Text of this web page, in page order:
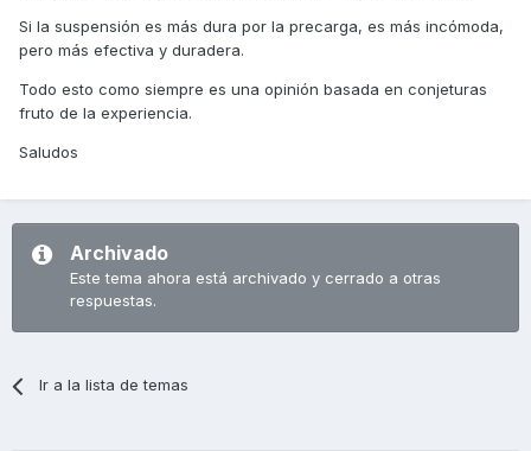
La verdad es que yo no los noto, la moto va perfecta aún
Bueno, perdonar el tocho y muchas gracias por vuestra
Enviat des del meu SM-N950F usant Tapatalk
Si la suspensión es más dura por la precarga, es más incómoda,
pero más efectiva y duradera.
Todo esto como siempre es una opinión basada en conjeturas
fruto de la experiencia.
Saludos
Archivado
Este tema ahora está archivado y cerrado a otras
respuestas.
Ir a la lista de temas